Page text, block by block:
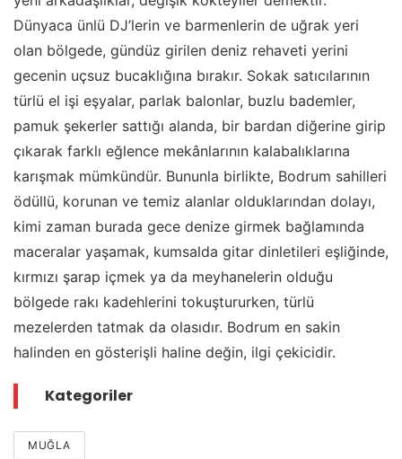
Dünyaca ünlü DJ’lerin ve barmenlerin de uğrak yeri
olan bölgede, gündüz girilen deniz rehaveti yerini
gecenin uçsuz bucaklığına bırakır. Sokak satıcılarının
türlü el işi eşyalar, parlak balonlar, buzlu bademler,
pamuk şekerler sattığı alanda, bir bardan diğerine girip
çıkarak farklı eğlence mekânlarının kalabalıklarına
karışmak mümkündür. Bununla birlikte, Bodrum sahilleri
ödüllü, korunan ve temiz alanlar olduklarından dolayı,
kimi zaman burada gece denize girmek bağlamında
maceralar yaşamak, kumsalda gitar dinletileri eşliğinde,
kırmızı şarap içmek ya da meyhanelerin olduğu
bölgede rakı kadehlerini tokuştururken, türlü
mezelerden tatmak da olasıdır. Bodrum en sakin
halinden en gösterişli haline değin, ilgi çekicidir.
Kategoriler
MUĞLA